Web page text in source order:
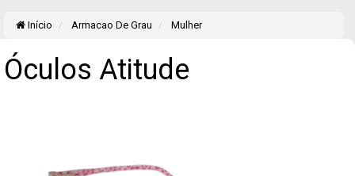
Início Armacao De Grau Mulher
Óculos Atitude